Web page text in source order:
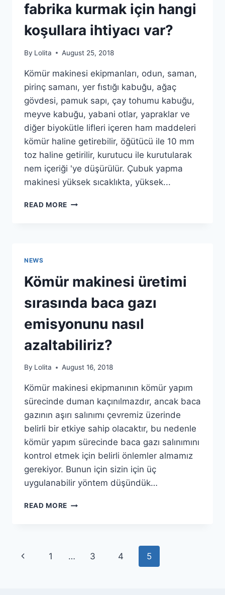
fabrika kurmak için hangi
koşullara ihtiyacı var?
By Lolita August 25, 2018
Kömür makinesi ekipmanları, odun, saman,
pirinç samanı, yer fıstığı kabuğu, ağaç
gövdesi, pamuk sapı, çay tohumu kabuğu,
meyve kabuğu, yabani otlar, yapraklar ve
diğer biyokütle lifleri içeren ham maddeleri
kömür haline getirebilir, öğütücü ile 10 mm
toz haline getirilir, kurutucu ile kurutularak
nem içeriği 'ye düşürülür. Çubuk yapma
makinesi yüksek sıcaklıkta, yüksek...
READ MORE KÖMÜR
IHTIYACI
VAR?
NEWS
Kömür makinesi üretimi
sırasında baca gazı
emisyonunu nasıl
azaltabiliriz?
By Lolita August 16, 2018
Kömür makinesi ekipmanının kömür yapım
sürecinde duman kaçınılmazdır, ancak baca
gazının aşırı salınımı çevremiz üzerinde
belirli bir etkiye sahip olacaktır, bu nedenle
kömür yapım sürecinde baca gazı salınımını
kontrol etmek için belirli önlemler almamız
gerekiyor. Bunun için sizin için üç
uygulanabilir yöntem düşündük…
READ MORE KÖMÜR
Page
Previous
1 … 3 4 5